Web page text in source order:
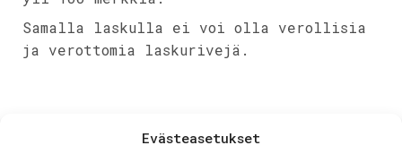
Evästeasetukset
Samalla laskulla ei voi olla verollisia
ja verottomia laskurivejä.